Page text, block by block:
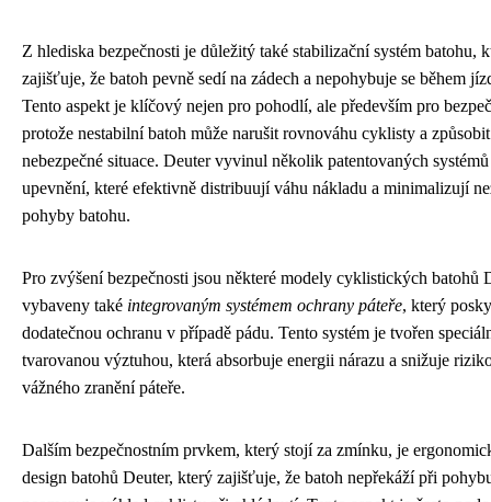
Z hlediska bezpečnosti je důležitý také stabilizační systém batohu,
zajišťuje, že batoh pevně sedí na zádech a nepohybuje se během
Tento aspekt je klíčový nejen pro pohodlí, ale především pro
protože nestabilní batoh může narušit rovnováhu cyklisty a způsobit
nebezpečné situace. Deuter vyvinul několik patentovaných systémů
upevnění, které efektivně distribuují váhu nákladu a minimalizují
pohyby batohu.
Pro zvýšení bezpečnosti jsou některé modely cyklistických batohů
vybaveny také integrovaným systémem ochrany páteře, který
dodatečnou ochranu v případě pádu. Tento systém je tvořen
tvarovanou výztuhou, která absorbuje energii nárazu a snižuje
vážného zranění páteře.
Dalším bezpečnostním prvkem, který stojí za zmínku, je
design batohů Deuter, který zajišťuje, že batoh nepřekáží při